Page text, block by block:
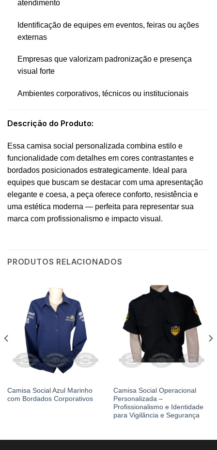
atendimento
Identificação de equipes em eventos, feiras ou ações
externas
Empresas que valorizam padronização e presença
visual forte
Ambientes corporativos, técnicos ou institucionais
Descrição do Produto:
Essa camisa social personalizada combina estilo e
funcionalidade com detalhes em cores contrastantes e
bordados posicionados estrategicamente. Ideal para
equipes que buscam se destacar com uma apresentação
elegante e coesa, a peça oferece conforto, resistência e
uma estética moderna — perfeita para representar sua
marca com profissionalismo e impacto visual.
PRODUTOS RELACIONADOS
Camisa Social Azul Marinho
com Bordados Corporativos
Camisa Social Operacional
Personalizada –
Profissionalismo e Identidade
para Vigilância e Segurança